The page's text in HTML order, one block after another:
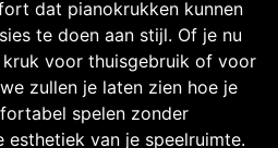
dat pianokrukken kunnen
te doen aan stijl. Of je nu
voor thuisgebruik of voor
zullen je laten zien hoe je
spelen zonder
van je speelruimte.